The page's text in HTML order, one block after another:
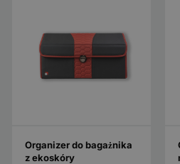
Organizer do bagażnika
z ekoskóry